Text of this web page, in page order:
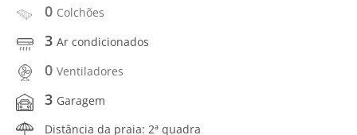
0 Colchões
3 Ar condicionados
0 Ventiladores
3 Garagem
Distância da praia: 2ª quadra